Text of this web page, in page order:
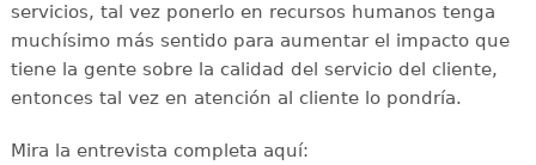
servicios, tal vez ponerlo en recursos humanos tenga
muchísimo más sentido para aumentar el impacto que
tiene la gente sobre la calidad del servicio del cliente,
entonces tal vez en atención al cliente lo pondría.
Mira la entrevista completa aquí: